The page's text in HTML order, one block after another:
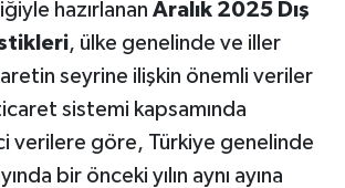
hazırlanan Aralık 2025 Dış
, ülke genelinde ve iller
seyrine ilişkin önemli veriler
sistemi kapsamında
verilere göre, Türkiye genelinde
bir önceki yılın aynı ayına